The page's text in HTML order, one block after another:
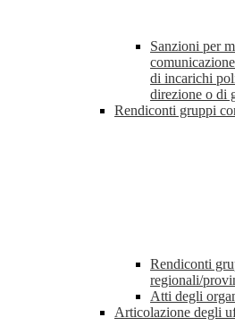
Sanzioni per
di incarichi
direzione o di
Rendiconti gruppi
Rendiconti
regionali/
Atti degli
Articolazione degli